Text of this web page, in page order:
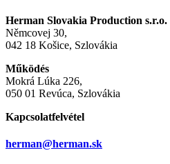
Herman Slovakia Production s.r.o.
Němcovej 30,
042 18 Košice, Szlovákia
Működés
Mokrá Lúka 226,
050 01 Revúca, Szlovákia
Kapcsolatfelvétel
herman@herman.sk